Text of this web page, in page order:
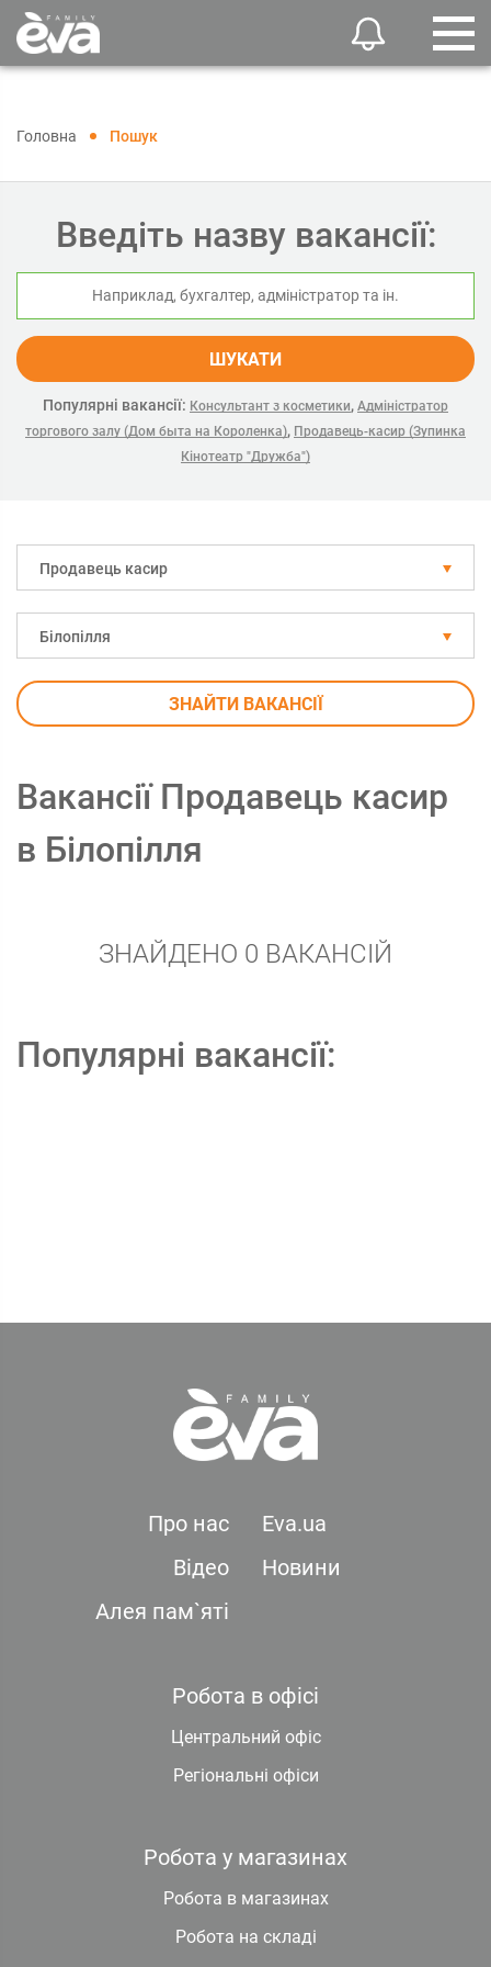
Головна Пошук
Введіть назву вакансії:
ШУКАТИ
Популярні вакансії: Консультант з косметики, Адміністратор
торгового залу (Дом быта на Короленка), Продавець-касир (Зупинка
Кінотеатр "Дружба")
Продавець касир
Білопілля
ЗНАЙТИ ВАКАНСІЇ
Вакансії Продавець касир
в Білопілля
ЗНАЙДЕНО 0 ВАКАНСІЙ
Популярні вакансії:
Про нас
Eva.ua
Відео
Новини
Алея пам`яті
Робота в офісі
Центральний офіс
Регіональні офіси
Робота у магазинах
Робота в магазинах
Робота на складі